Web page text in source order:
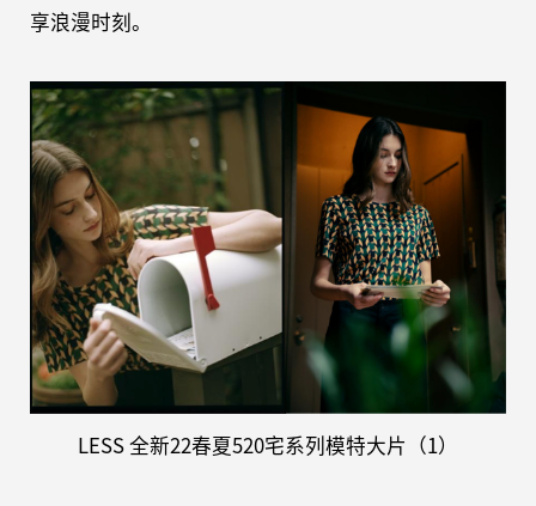
享浪漫时刻。
LESS 全新22春夏 520宅系列模特大片 （ 1）